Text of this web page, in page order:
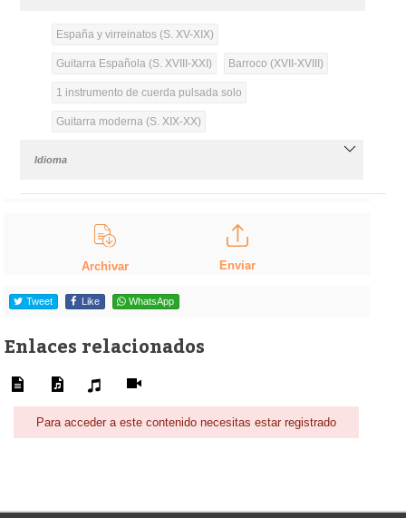
España y virreinatos (S. XV-XIX)
Guitarra Española (S. XVIII-XXI) Barroco (XVII-XVIII)
1 instrumento de cuerda pulsada solo
Guitarra moderna (S. XIX-XX)
Idioma
Archivar Enviar
Tweet Like WhatsApp
Enlaces relacionados
Para acceder a este contenido necesitas estar registrado